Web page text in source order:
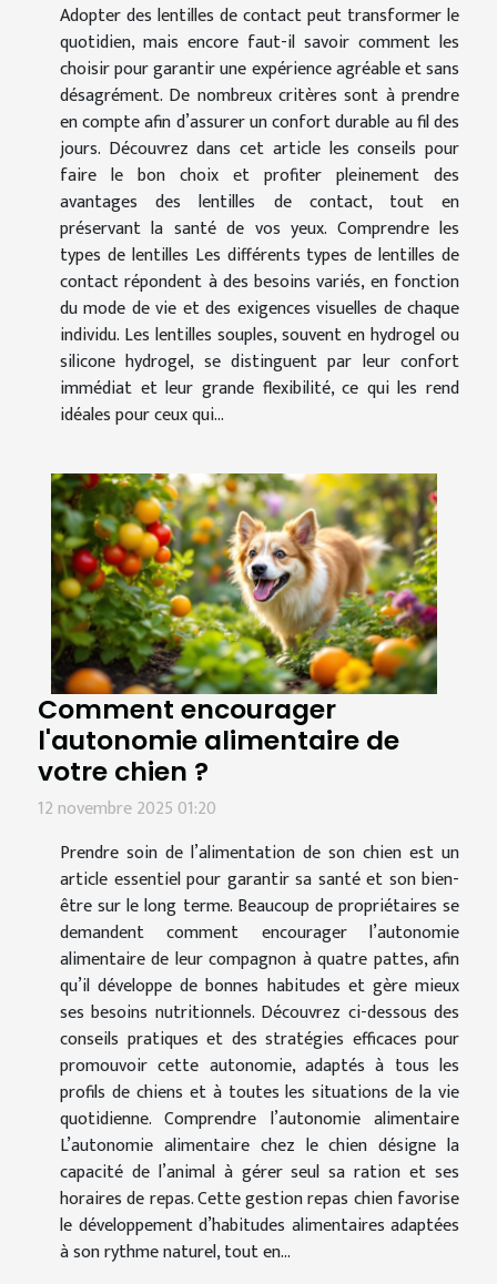
Adopter des lentilles de contact peut transformer le
quotidien, mais encore faut-il savoir comment les
choisir pour garantir une expérience agréable et sans
désagrément. De nombreux critères sont à prendre
en compte afin d’assurer un confort durable au fil des
jours. Découvrez dans cet article les conseils pour
faire le bon choix et profiter pleinement des
avantages des lentilles de contact, tout en
préservant la santé de vos yeux. Comprendre les
types de lentilles Les différents types de lentilles de
contact répondent à des besoins variés, en fonction
du mode de vie et des exigences visuelles de chaque
individu. Les lentilles souples, souvent en hydrogel ou
silicone hydrogel, se distinguent par leur confort
immédiat et leur grande flexibilité, ce qui les rend
idéales pour ceux qui...
Comment encourager
l'autonomie alimentaire de
votre chien ?
12 novembre 2025 01:20
Prendre soin de l’alimentation de son chien est un
article essentiel pour garantir sa santé et son bien-
être sur le long terme. Beaucoup de propriétaires se
demandent comment encourager l’autonomie
alimentaire de leur compagnon à quatre pattes, afin
qu’il développe de bonnes habitudes et gère mieux
ses besoins nutritionnels. Découvrez ci-dessous des
conseils pratiques et des stratégies efficaces pour
promouvoir cette autonomie, adaptés à tous les
profils de chiens et à toutes les situations de la vie
quotidienne. Comprendre l’autonomie alimentaire
L’autonomie alimentaire chez le chien désigne la
capacité de l’animal à gérer seul sa ration et ses
horaires de repas. Cette gestion repas chien favorise
le développement d’habitudes alimentaires adaptées
à son rythme naturel, tout en...